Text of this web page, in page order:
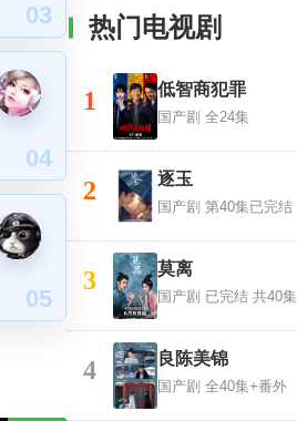
03
04
05
热门电视剧
1 低智商犯罪
国产剧 全24集
2 逐玉
国产剧 第40集已完结
3 莫离
国产剧 已完结 共40集
4 良陈美锦
国产剧 全40集+番外